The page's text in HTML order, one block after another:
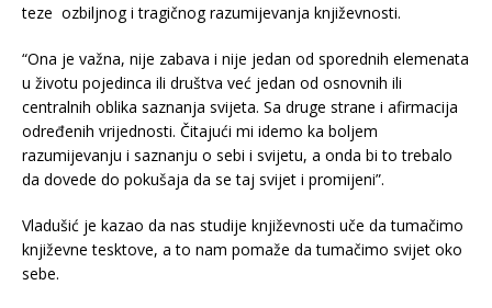
teze ozbiljnog i tragičnog razumijevanja književnosti.
“Ona je važna, nije zabava i nije jedan od sporednih elemenata
u životu pojedinca ili društva već jedan od osnovnih ili
centralnih oblika saznanja svijeta. Sa druge strane i afirmacija
određenih vrijednosti. Čitajući mi idemo ka boljem
razumijevanju i saznanju o sebi i svijetu, a onda bi to trebalo
da dovede do pokušaja da se taj svijet i promijeni”.
Vladušić je kazao da nas studije književnosti uče da tumačimo
književne tesktove, a to nam pomaže da tumačimo svijet oko
sebe.